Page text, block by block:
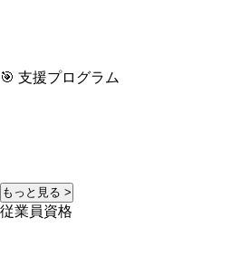
🎯 支援プログラム
もっと見る >
従業員資格